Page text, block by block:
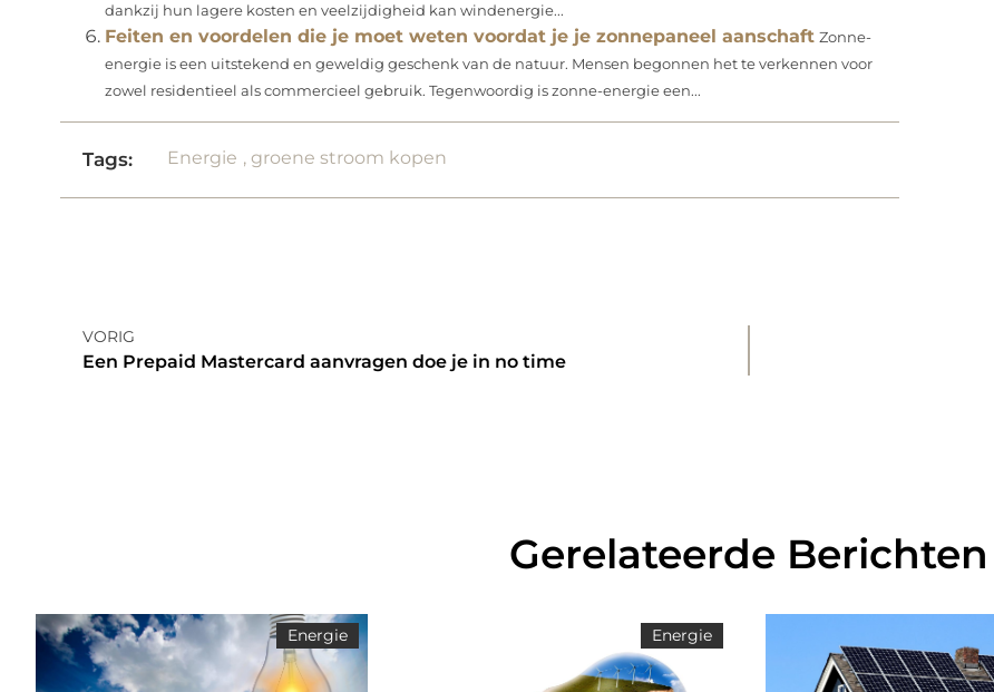
dankzij hun lagere kosten en veelzijdigheid kan windenergie...
Feiten en voordelen die je moet weten voordat je je zonnepaneel aanschaft Zonne-
energie is een uitstekend en geweldig geschenk van de natuur. Mensen begonnen het te verkennen voor
zowel residentieel als commercieel gebruik. Tegenwoordig is zonne-energie een...
Tags: Energie , groene stroom kopen
VORIG
Een Prepaid Mastercard aanvragen doe je in no time
Gerelateerde Berichten
Energie Energie